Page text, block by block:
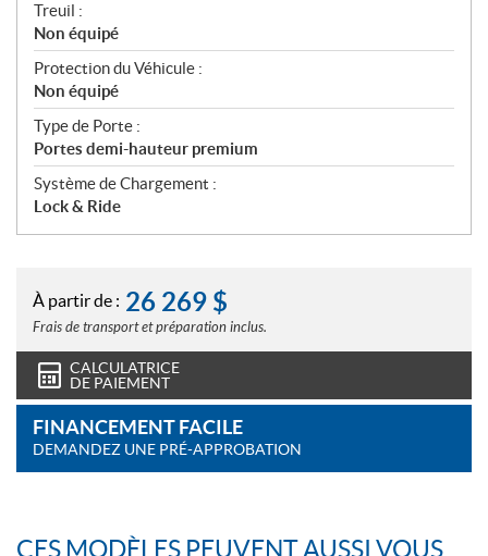
Treuil :
Non équipé
Protection du Véhicule :
Non équipé
Type de Porte :
Portes demi-hauteur premium
Système de Chargement :
Lock & Ride
À partir de : 26 269 $
Frais de transport et préparation inclus.
CALCULATRICE
DE PAIEMENT
FINANCEMENT FACILE
DEMANDEZ UNE PRÉ-APPROBATION
CES MODÈLES PEUVENT AUSSI VOUS